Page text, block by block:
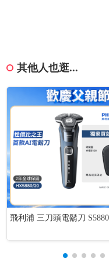
其他人也逛...
飛利浦 三刀頭電鬍刀